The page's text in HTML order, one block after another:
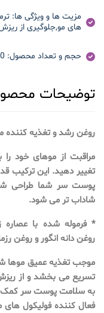
مزیت ها و ویژگی ها:
های مو,جلوگیری از
حجم و تعداد محصول:
توضیحات
روغن رشد و تغذیه کننده مو
تغییر دهید. این ترکیب
پوست سر شما طراحی
شاداب تر می شود.
* فرموله شده با
روغن دانه انگور و روغن
موجب تغذیه عمیق موها
تسریع می بخشد و از
به سلامت پوست سر
فعال کننده فولیکول های